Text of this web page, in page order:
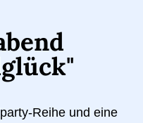
Reihe und eine